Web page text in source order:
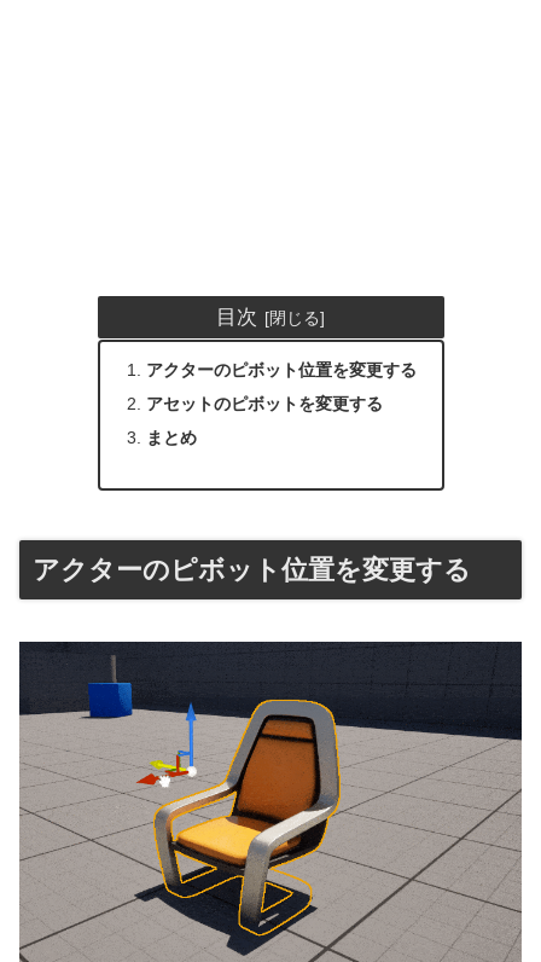
目次
アクターのピボット位置を変更する
アセットのピボットを変更する
まとめ
アクターのピボット位置を変更する